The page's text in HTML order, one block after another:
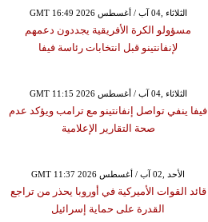
GMT 16:49 2026 الثلاثاء ,04 آب / أغسطس
مسؤولو الكرة الأفريقية يجددون دعمهم
لإنفانتينو قبل انتخابات رئاسة فيفا
GMT 11:15 2026 الثلاثاء ,04 آب / أغسطس
فيفا ينفي تواصل إنفانتينو مع ترامب ويؤكد عدم
صحة التقارير الإعلامية
GMT 11:37 2026 الأحد ,02 آب / أغسطس
قائد القوات الأميركية في أوروبا يحذر من تراجع
القدرة على حماية إسرائيل